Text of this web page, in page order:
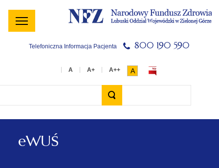
Menu
główne
Menu
lewe
Treść
główna
Szukaj
w
serwisie
Stopka
Telefoniczna Informacja Pacjenta 800 190 590
A
eWUŚ